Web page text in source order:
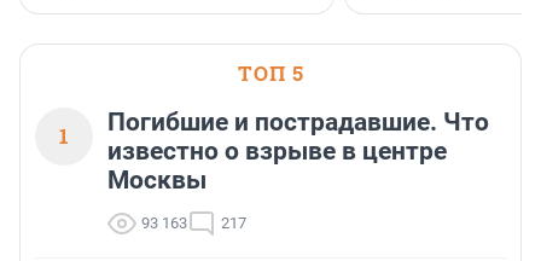
ТОП 5
1
Погибшие и пострадавшие. Что
известно о взрыве в центре
Москвы
93 163 217